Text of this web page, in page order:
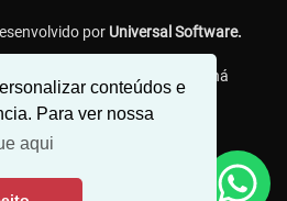
conteúdos e
Para ver nossa
aqui
por Universal Software.
Gualberto - Paranaguá - Paraná